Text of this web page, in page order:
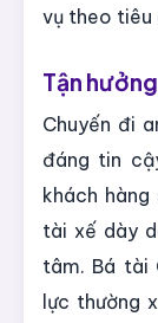
vụ theo tiêu
Tận
Chuyến đi
đáng tin
khách
tài xế dày
tâm. Bá tài
lực thường